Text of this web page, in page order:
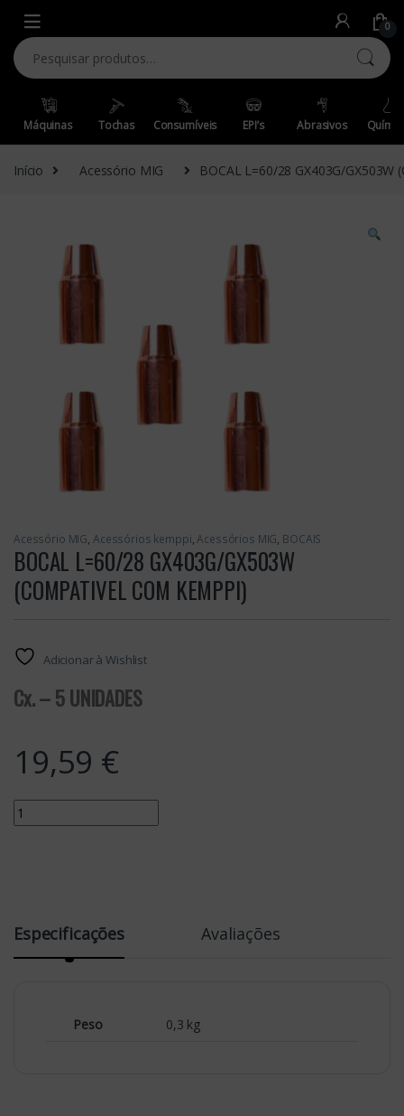
0
Pesquisar por:
Máquinas Tochas Consumíveis EPI’s Abrasivos
Início Acessório MIG BOCAL L=60/28 GX403G/GX503W
Acessório MIG, Acessórios kemppi,Acessórios MIG, BOCAIS
BOCAL L=60/28 GX403G/GX503W
(COMPATIVEL COM KEMPPI)
Adicionar à Wishlist
Cx. – 5 UNIDADES
19,59 €
Quantity
Especificações Avaliações
Peso 0,3 kg